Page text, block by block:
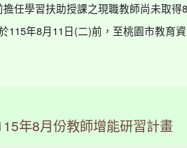
任學習扶助授課之現職教師尚未取得
115年8月11日(二)前，至桃園市教育
年8月份教師增能研習計畫